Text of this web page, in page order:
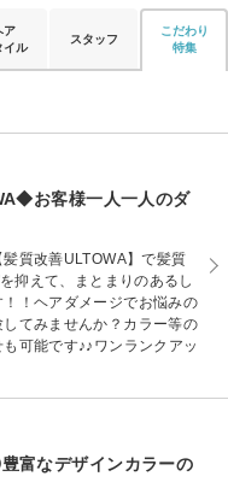
ア
イル
スタッフ
こだわり
特集
お客様一人一人のダ
質改善ULTOWA】で髪質
抑えて、まとまりのあるし
！ヘアダメージでお悩みの
てみませんか？カラー等の
可能です♪♪ワンランクアッ
富なデザインカラーの